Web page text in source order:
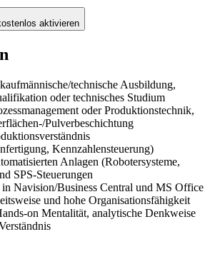
aktivieren
technische Ausbildung,
oder technisches Studium
oder Produktionstechnik,
Pulverbeschichtung
Kennzahlensteuerung)
Anlagen (Robotersysteme,
SPS-Steuerungen
Navision/Business Central und MS Office
und hohe Organisationsfähigkeit
on Mentalität, analytische Denkweise